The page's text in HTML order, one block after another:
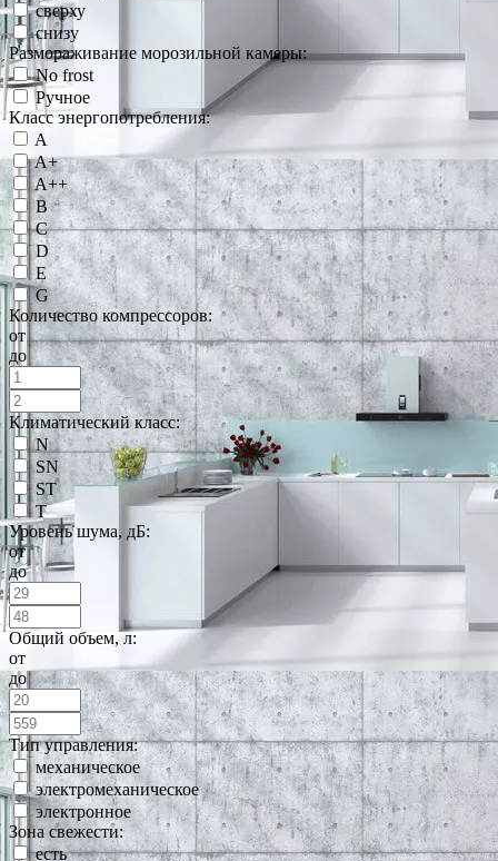
сверху
снизу
Размораживание морозильной камеры:
No frost
Ручное
Класс энергопотребления:
A
A+
A++
B
C
D
E
G
Количество компрессоров:
от
до
Климатический класс:
N
SN
ST
T
Уровень шума, дБ:
от
до
Общий объем, л:
от
до
Тип управления:
механическое
электромеханическое
электронное
Зона свежести:
есть